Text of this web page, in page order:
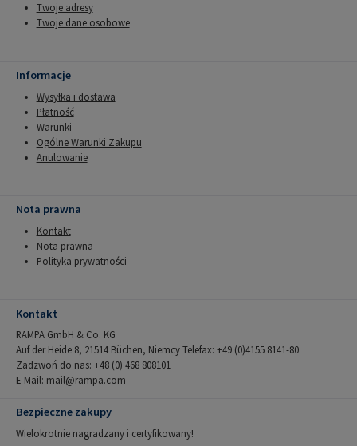
Twoje adresy
Twoje dane osobowe
Informacje
Wysyłka i dostawa
Płatność
Warunki
Ogólne Warunki Zakupu
Anulowanie
Nota prawna
Kontakt
Nota prawna
Polityka prywatności
Kontakt
RAMPA GmbH & Co. KG
Auf der Heide 8, 21514 Büchen, Niemcy Telefax: +49 (0)4155 8141-80
Zadzwoń do nas: +48 (0) 468 808101
E-Mail: mail@rampa.com
Bezpieczne zakupy
Wielokrotnie nagradzany i certyfikowany!